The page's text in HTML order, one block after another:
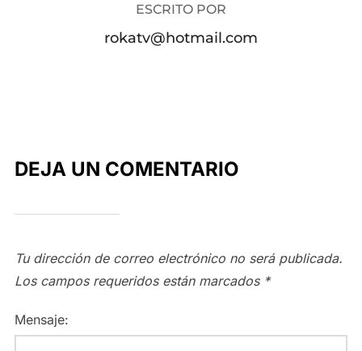
ESCRITO POR
rokatv@hotmail.com
DEJA UN COMENTARIO
Tu dirección de correo electrónico no será publicada.
Los campos requeridos están marcados *
Mensaje: